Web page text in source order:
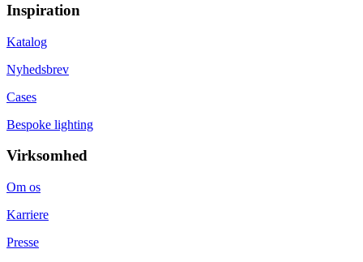
Inspiration
Katalog
Nyhedsbrev
Cases
Bespoke lighting
Virksomhed
Om os
Karriere
Presse